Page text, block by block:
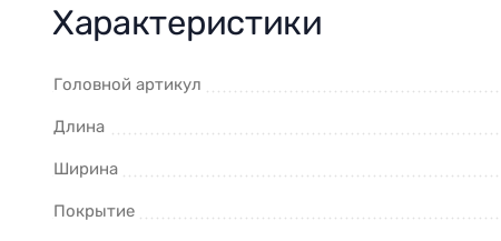
Характеристики
Головной артикул
Длина
Ширина
Покрытие